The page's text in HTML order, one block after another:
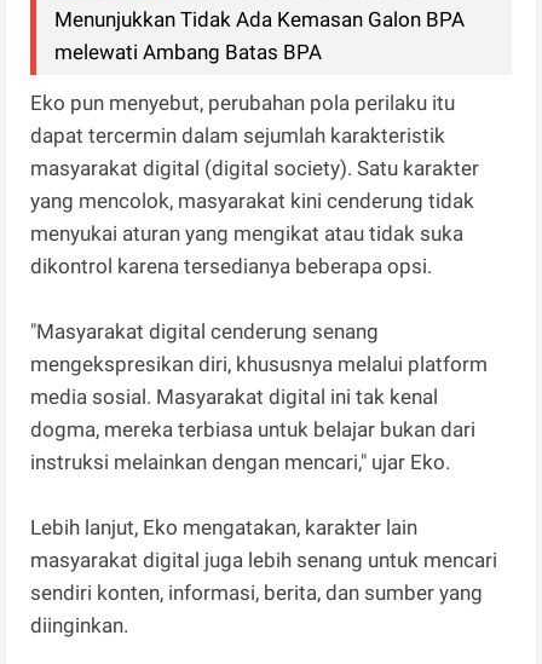
Menunjukkan Tidak Ada Kemasan Galon BPA
melewati Ambang Batas BPA
Eko pun menyebut, perubahan pola perilaku itu
dapat tercermin dalam sejumlah karakteristik
masyarakat digital (digital society). Satu karakter
yang mencolok, masyarakat kini cenderung tidak
menyukai aturan yang mengikat atau tidak suka
dikontrol karena tersedianya beberapa opsi.
"Masyarakat digital cenderung senang
mengekspresikan diri, khususnya melalui platform
media sosial. Masyarakat digital ini tak kenal
dogma, mereka terbiasa untuk belajar bukan dari
instruksi melainkan dengan mencari," ujar Eko.
Lebih lanjut, Eko mengatakan, karakter lain
masyarakat digital juga lebih senang untuk mencari
sendiri konten, informasi, berita, dan sumber yang
diinginkan.